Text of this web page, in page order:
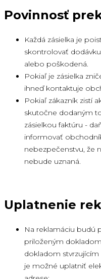
Povinnosť
Každá zásielka je
skontrolovať
alebo poškodená.
Pokiaľ je zásielka
ihneď kontaktuje
Pokiaľ zákazník zistí
skutočne dodaným
zásielkou faktúru -
informovať
nebezpečenstvu, že
nebude uznaná.
Uplatnenie
Na reklamáciu budú
priloženým
dokladom
je možné uplatniť